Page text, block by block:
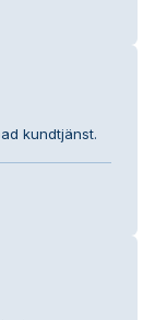
kundtjänst.